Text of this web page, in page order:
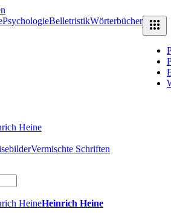
PsychologieBelletristikWörterbücher
Vermischte Schriften
Heinrich Heine